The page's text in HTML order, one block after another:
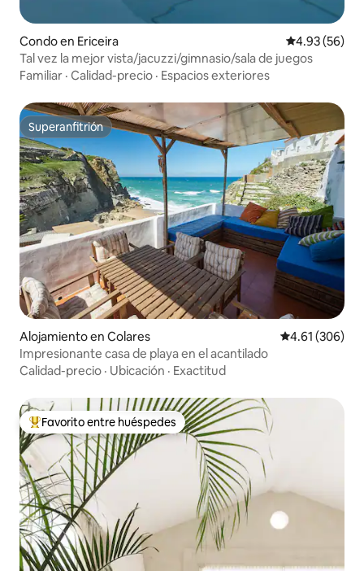
Condo en Ericeira Calificación
4.93 (56)
Tal vez la mejor vista/jacuzzi/gimnasio/sala de juegos
Familiar · Calidad-precio · Espacios exteriores
Superanfitrión
Superanfitrión
Alojamiento en Colares Calificación
4.61 (306)
Impresionante casa de playa en el acantilado
Calidad-precio · Ubicación · Exactitud
Favorito entre huéspedes preferido
Favorito entre huéspedes